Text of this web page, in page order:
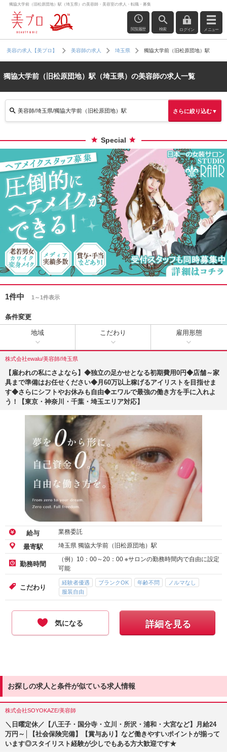
獨協大学前（旧松原団地）駅（埼玉県）の美容師・美容室の求人・転職・募集
閲覧履歴 検索 ログイン メニュー
美容の求人【美プロ】 美容師の求人 埼玉県 獨協大学前（旧松原団地）駅
獨協大学前（旧松原団地）駅（埼玉県）の美容師の求人一覧
美容師/埼玉県/獨協大学前（旧松原団地）駅 さらに絞り込む▼
Special
1件中 1～1件表示
条件変更
地域 こだわり 雇用形態
株式会社ewalu/美容師/埼玉県
【雇われの私にさよなら】◆独立の足かせとなる初期費用0円◆店舗～家
具まで準備はお任せください◆月60万以上稼げるアイリストを目指せま
す◆さらにシフトやお休みも自由◆エワルで最強の働き方を手に入れよ
う！【東京・神奈川・千葉・埼玉エリア対応】
給与 業務委託
最寄駅 埼玉県 獨協大学前（旧松原団地）駅
勤務時間
（例）10：00～20：00 ※サロンの勤務時間内で自由に設定
可能
こだわり
経験者優遇 ブランクOK 年齢不問
ノルマなし
服装自由
気になる 詳細を見る
お探しの求人と条件が似ている求人情報
株式会社SOYOKAZE/美容師
＼日曜定休／【八王子・国分寺・立川・所沢・浦和・大宮など】月給24
万円～│【社会保険完備】【賞与あり】など働きやすいポイントが揃って
います◎スタイリスト経験が少しでもある方大歓迎です★